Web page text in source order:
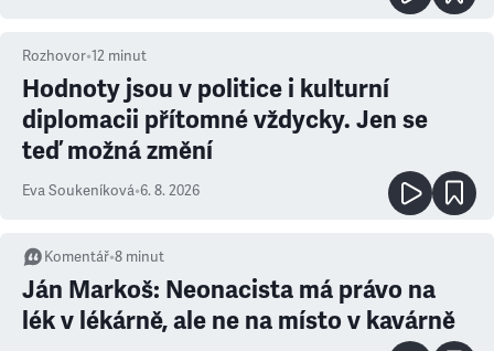
Rozhovor•12 minut
Hodnoty jsou v politice i kulturní
diplomacii přítomné vždycky. Jen se
teď možná změní
Eva Soukeníková•6. 8. 2026
Komentář•8 minut
Ján Markoš: Neonacista má právo na
lék v lékárně, ale ne na místo v kavárně